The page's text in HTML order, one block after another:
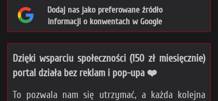
Dodaj nas jako preferowane źródło
informacji o konwentach w Google
Dzięki wsparciu społeczności (150 zł miesięcznie)
portal działa bez reklam i pop-upa ❤️
To pozwala nam się utrzymać, a każda kolejna